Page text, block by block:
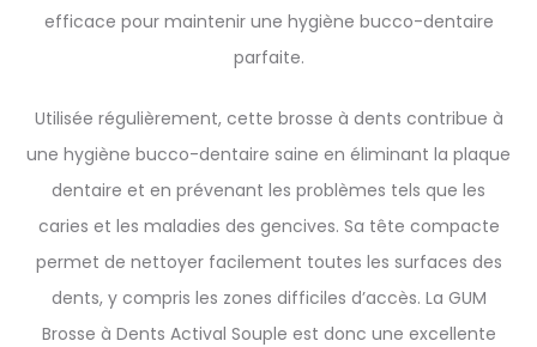
efficace pour maintenir une hygiène bucco-dentaire
parfaite.
Utilisée régulièrement, cette brosse à dents contribue à
une hygiène bucco-dentaire saine en éliminant la plaque
dentaire et en prévenant les problèmes tels que les
caries et les maladies des gencives. Sa tête compacte
permet de nettoyer facilement toutes les surfaces des
dents, y compris les zones difficiles d’accès. La GUM
Brosse à Dents Actival Souple est donc une excellente